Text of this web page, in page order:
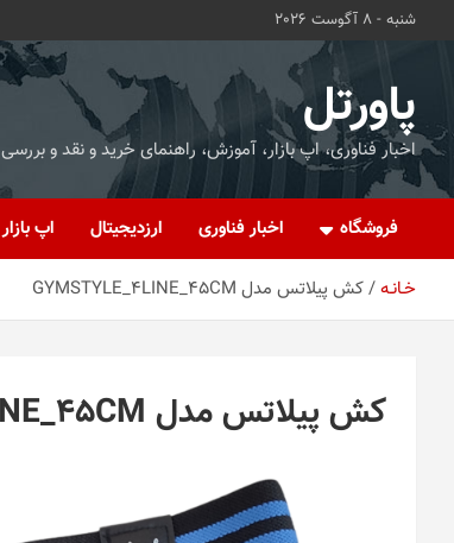
شنبه - 8 آگوست 2026
پاورتل
اخبار فناوری، اپ بازار، آموزش، راهنمای خرید و نقد و بررسی
فروشگاه اخبار فناوری ارزدیجیتال اپ بازار
خـانـه کش پیلاتس مدل GYMSTYLE_4LINE_45CM
کش پیلاتس مدل GYMSTYLE_4LINE_45CM